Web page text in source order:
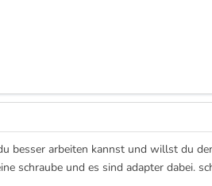
besser arbeiten kannst und willst du
schraube und es sind adapter dabei.